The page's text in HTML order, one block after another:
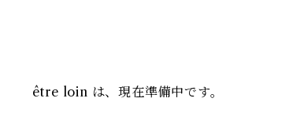
être loin は、現在準備中です。